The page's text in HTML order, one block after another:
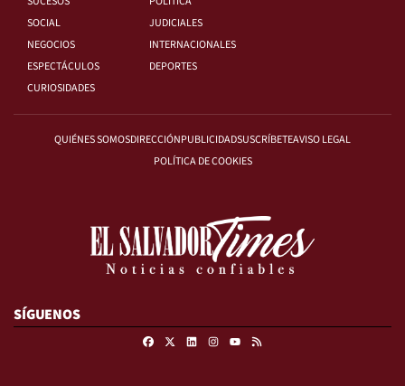
SOCIAL
JUDICIALES
NEGOCIOS
INTERNACIONALES
ESPECTÁCULOS
DEPORTES
CURIOSIDADES
QUIÉNES SOMOSDIRECCIÓNPUBLICIDADSUSCRÍBETEAVISO LEGAL
POLÍTICA DE COOKIES
SÍGUENOS
FacebookLinkedinInstagram